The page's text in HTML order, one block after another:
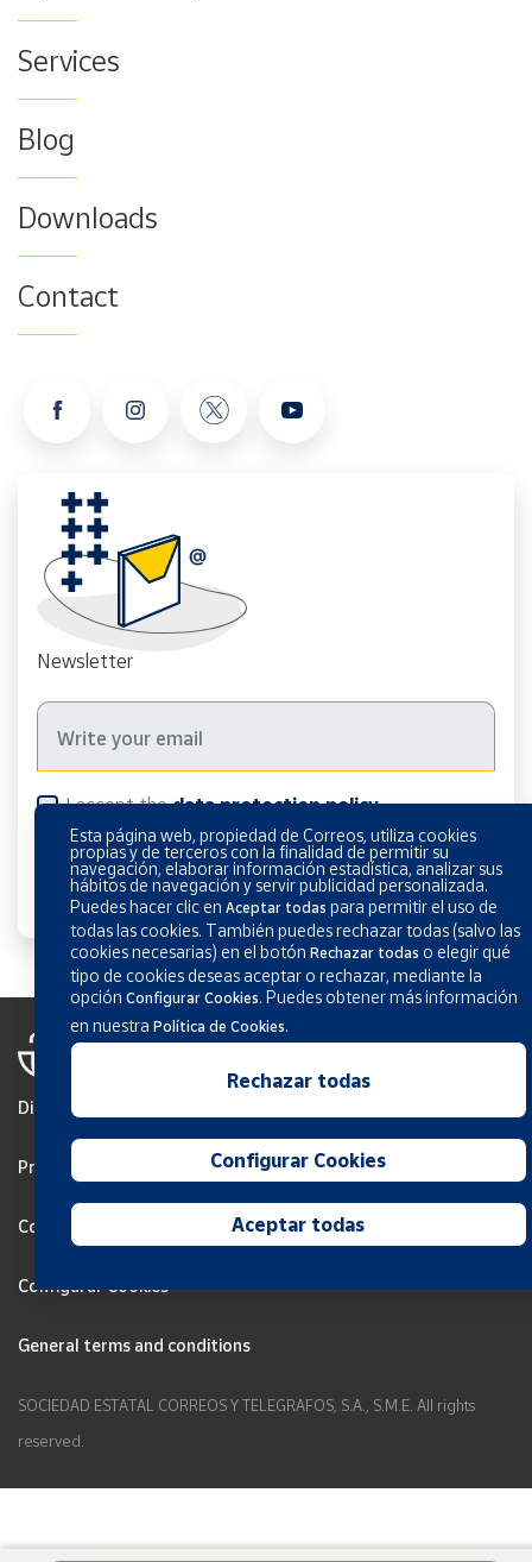
Services
Blog
Downloads
Contact
Newsletter
I accept thedata protection policy
Disclaimer
Privacy
Cookies Policy
Configurar Cookies
General terms and conditions
SOCIEDAD ESTATAL CORREOS Y TELEGRAFOS, S.A., S.M.E. All rights
reserved.
Esta página web, propiedad de Correos, utiliza cookies
propias y de terceros con la finalidad de permitir su
navegación, elaborar información estadística, analizar sus
hábitos de navegación y servir publicidad personalizada.
Puedes hacer clic enAceptar todas para permitir el uso de
todas las cookies. También puedes rechazar todas (salvo las
cookies necesarias) en el botónRechazar todas o elegir qué
tipo de cookies deseas aceptar o rechazar, mediante la
opciónConfigurar Cookies. Puedes obtener más información
en nuestraPolítica de Cookies.
Rechazar todas
Configurar Cookies
Aceptar todas